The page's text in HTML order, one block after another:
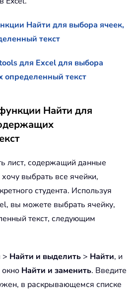
Найти для выбора ячеек,
текст
для Excel для выбора
определенный текст
Найти для
лист, содержащий данные
выбрать все ячейки,
студента. Используя
вы можете выбрать ячейку,
текст, следующим
> Найти и выделить > Найти, и
окно Найти и заменить. Введите
в раскрывающемся списке